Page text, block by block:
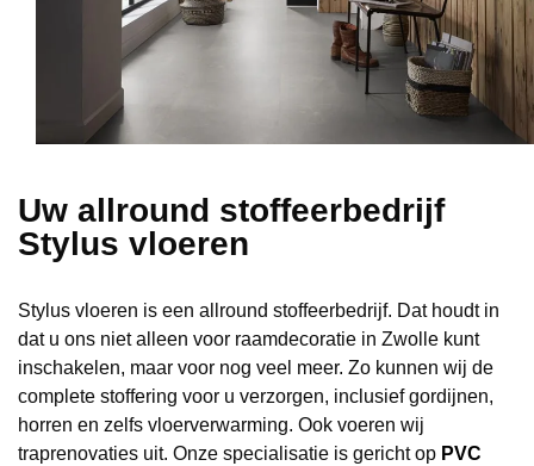
Uw allround stoffeerbedrijf
Stylus vloeren
Stylus vloeren is een allround stoffeerbedrijf. Dat houdt in
dat u ons niet alleen voor raamdecoratie in Zwolle kunt
inschakelen, maar voor nog veel meer. Zo kunnen wij de
complete stoffering voor u verzorgen, inclusief gordijnen,
horren en zelfs vloerverwarming. Ook voeren wij
traprenovaties uit. Onze specialisatie is gericht op PVC